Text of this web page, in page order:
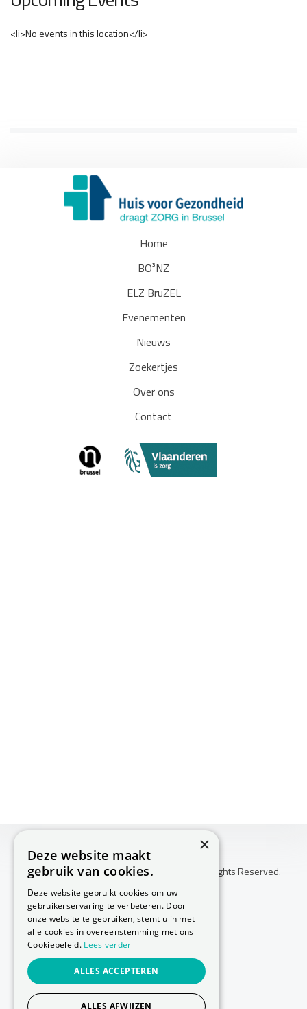
<li>No events in this location</li>
Home
BO³NZ
ELZ BruZEL
Evenementen
Nieuws
Zoekertjes
Over ons
Contact
Copyright © 2026 Huis Voor Gezondheid. All Rights Reserved.
Klachtenprocedure
Annuleringsvoorwaarden
-
-
Privacy Policy
Cookie Policy
×
Deze website maakt
gebruik van cookies.
Deze website gebruikt cookies om uw
gebruikerservaring te verbeteren. Door
onze website te gebruiken, stemt u in met
alle cookies in overeenstemming met ons
Cookiebeleid. Lees verder
ALLES ACCEPTEREN
ALLES AFWIJZEN